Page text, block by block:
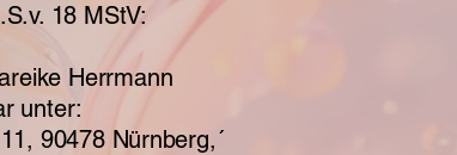
18 MStV:
Herrmann
unter:
90478 Nürnberg,´